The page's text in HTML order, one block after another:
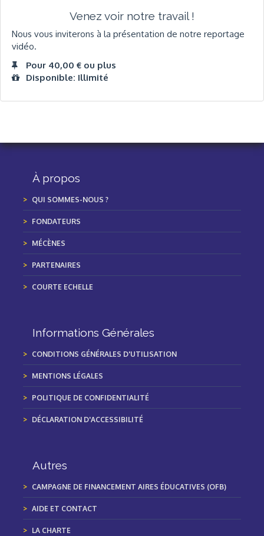
Venez voir notre travail !
Nous vous inviterons à la présentation de notre reportage
vidéo.
Pour 40,00 € ou plus
Disponible: Illimité
À propos
QUI SOMMES-NOUS ?
FONDATEURS
MÉCÈNES
PARTENAIRES
COURTE ECHELLE
Informations Générales
CONDITIONS GÉNÉRALES D'UTILISATION
MENTIONS LÉGALES
POLITIQUE DE CONFIDENTIALITÉ
DÉCLARATION D'ACCESSIBILITÉ
Autres
CAMPAGNE DE FINANCEMENT AIRES ÉDUCATIVES (OFB)
AIDE ET CONTACT
LA CHARTE